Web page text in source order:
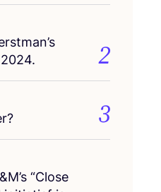
2024. 2
3
&M’s “Clo­se